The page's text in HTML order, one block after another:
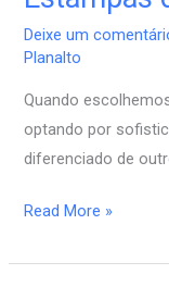
Deixe um
Planalto
Quando
optando por
diferenciado de
Piscinas
–
de
Vinil
Read More »